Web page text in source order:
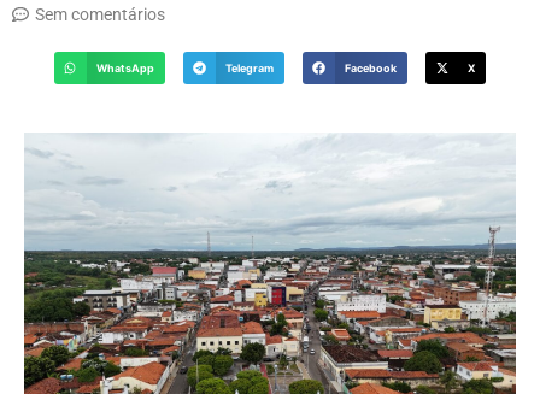
Sem comentários
WhatsApp Telegram Facebook X